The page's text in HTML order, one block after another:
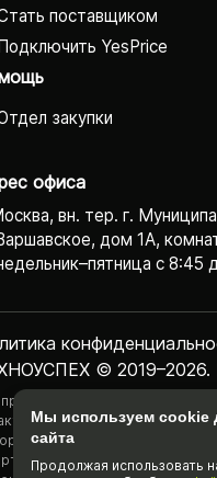
поставщиком
YesPrice
закупки
офиса
вн. тер. г.
дом 1А,
с 8:45
© 2019–2026.
на сайте
наличия на
характер и ни при
определяемой
Мы используем cookie
сайта
Продолжая использовать